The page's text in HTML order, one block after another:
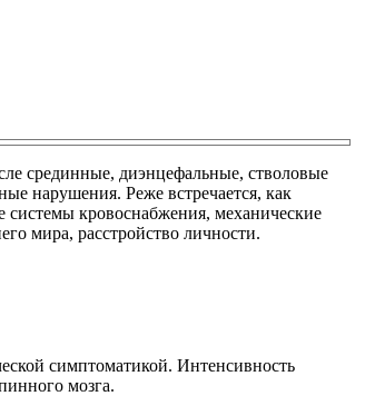
срединные, диэнцефальные, стволовые
нарушения. Реже встречается, как
системы кровоснабжения, механические
мира, расстройство личности.
симптоматикой. Интенсивность
мозга.